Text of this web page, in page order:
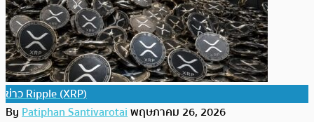
ข่าว Ripple (XRP)
ByPatiphan Santivarotaiพฤษภาคม 26, 2026